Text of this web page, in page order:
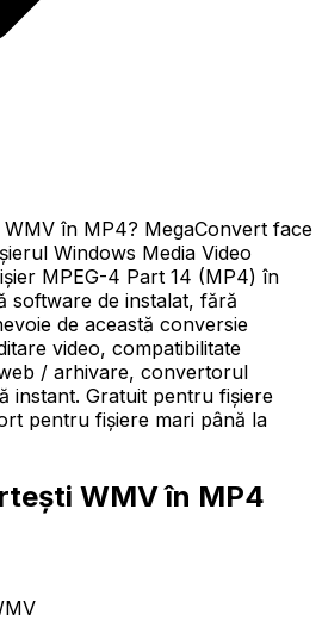
în MP4? MegaConvert face
Windows Media Video
MPEG-4 Part 14 (MP4) în
de instalat, fără
de această conversie
video, compatibilitate
/ arhivare, convertorul
instant. Gratuit pentru fișiere
pentru fișiere mari până la
WMV în MP4